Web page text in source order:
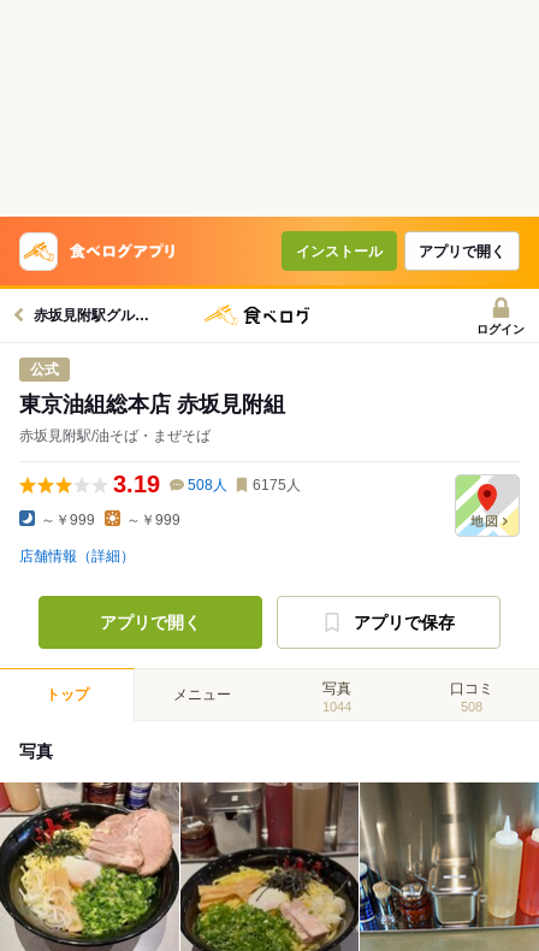
インストール アプリで開く
赤坂見附駅グルメへ
ログイン
公式
東京油組総本店 赤坂見附組
赤坂見附駅/油そば・まぜそば
3.19 508人 6175 人
～￥999 ～￥999
店舗情報（詳細）
アプリで開く アプリで保存
トップ メニュー 写真
1044
口コミ
508
写真